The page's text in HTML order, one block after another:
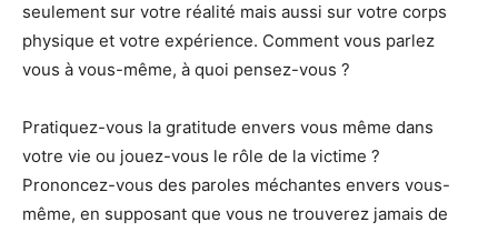
seulement sur votre réalité mais aussi sur votre corps
physique et votre expérience. Comment vous parlez
vous à vous-même, à quoi pensez-vous ?
Pratiquez-vous la gratitude envers vous même dans
votre vie ou jouez-vous le rôle de la victime ?
Prononcez-vous des paroles méchantes envers vous-
même, en supposant que vous ne trouverez jamais de